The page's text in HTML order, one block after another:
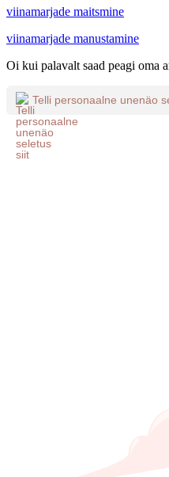
viinamarjade maitsmine
viinamarjade manustamine
Oi kui palavalt saad peagi oma
Telli personaalne unenäo